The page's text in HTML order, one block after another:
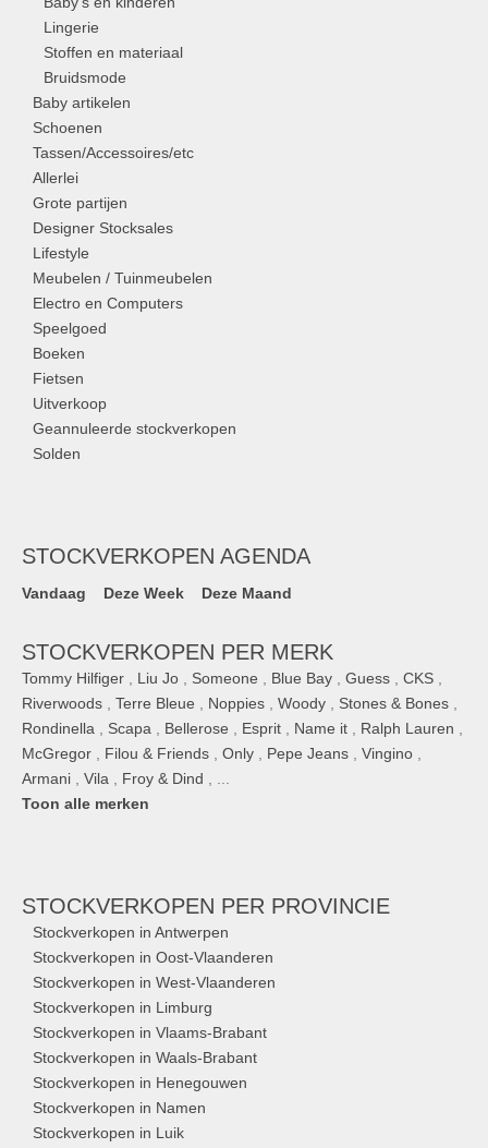
Lingerie
Stoffen en materiaal
Bruidsmode
Baby artikelen
Schoenen
Tassen/Accessoires/etc
Allerlei
Grote partijen
Designer Stocksales
Lifestyle
Meubelen / Tuinmeubelen
Electro en Computers
Speelgoed
Boeken
Fietsen
Uitverkoop
Geannuleerde stockverkopen
Solden
STOCKVERKOPEN AGENDA
Vandaag Deze Week Deze Maand
STOCKVERKOPEN PER MERK
Tommy Hilfiger , Liu Jo , Someone , Blue Bay , Guess , CKS ,
Riverwoods , Terre Bleue , Noppies , Woody , Stones & Bones ,
Rondinella , Scapa , Bellerose , Esprit , Name it , Ralph Lauren ,
McGregor , Filou & Friends , Only , Pepe Jeans , Vingino ,
Armani , Vila , Froy & Dind , ...
Toon alle merken
STOCKVERKOPEN PER PROVINCIE
Stockverkopen in Antwerpen
Stockverkopen in Oost-Vlaanderen
Stockverkopen in West-Vlaanderen
Stockverkopen in Limburg
Stockverkopen in Vlaams-Brabant
Stockverkopen in Waals-Brabant
Stockverkopen in Henegouwen
Stockverkopen in Namen
Stockverkopen in Luik